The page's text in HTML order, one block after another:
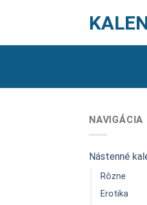
NAVIGÁCIA
Nástenné
Rôzne
Erotika